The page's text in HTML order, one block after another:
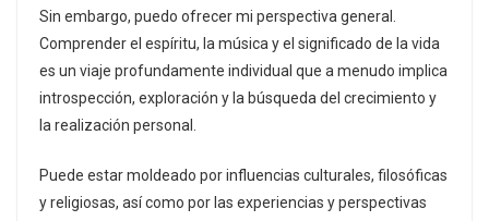
Sin embargo, puedo ofrecer mi perspectiva general.
Comprender el espíritu, la música y el significado de la vida
es un viaje profundamente individual que a menudo implica
introspección, exploración y la búsqueda del crecimiento y
la realización personal.
Puede estar moldeado por influencias culturales, filosóficas
y religiosas, así como por las experiencias y perspectivas